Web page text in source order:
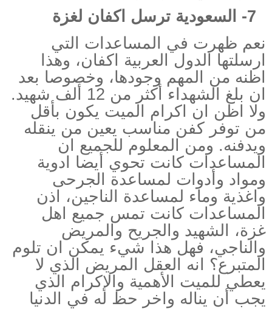
السعودية ترسل اكفان لغزة
نعم ظهرت في المساعدات التي
ارسلتها الدول العربية اكفان، وهذا
اظنه من المهم وجودها، وخصوصا بعد
ان بلغ الشهداء أكثر من 12 ألف شهيد.
ولا اظن ان اكرام الميت يكون بأقل
من توفر كفن مناسب يعين من ينقله
ويدفنه. ومن المعلوم للجميع ان
المساعدات كانت تحوي أيضا ادوية
ومواد وأدوات لمساعدة الجرحى
واغذية وماء لمساعدة الناجين، اذن
المساعدات كانت تمس جميع اهل
غزة، الشهيد والجريح والمريض
والناجي، فهل هذا شيء يمكن ان تلوم
المتبرع؟ انه العقل المريض الذي لا
يعطي للميت الأهمية والإكرام الذي
يجب أن يناله واخر حظ له في الدنيا